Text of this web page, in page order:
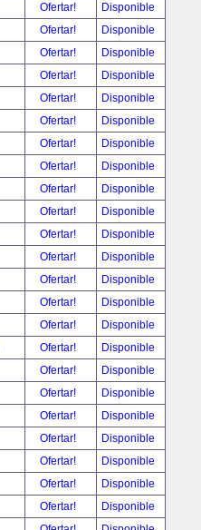
Ofertar!
Disponible
Ofertar!
Disponible
Ofertar!
Disponible
Ofertar!
Disponible
Ofertar!
Disponible
Ofertar!
Disponible
Ofertar!
Disponible
Ofertar!
Disponible
Ofertar!
Disponible
Ofertar!
Disponible
Ofertar!
Disponible
Ofertar!
Disponible
Ofertar!
Disponible
Ofertar!
Disponible
Ofertar!
Disponible
Ofertar!
Disponible
Ofertar!
Disponible
Ofertar!
Disponible
Ofertar!
Disponible
Ofertar!
Disponible
Ofertar!
Disponible
Ofertar!
Disponible
Ofertar!
Disponible